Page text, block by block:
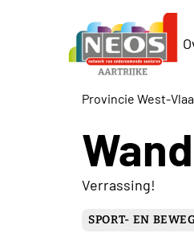
Provincie West-
Verrassing!
SPORT- EN